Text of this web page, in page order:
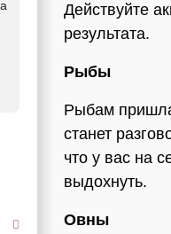
Действуйте
результата.
Рыбы
Рыбам
станет
что у вас на
выдохнуть.
Овны